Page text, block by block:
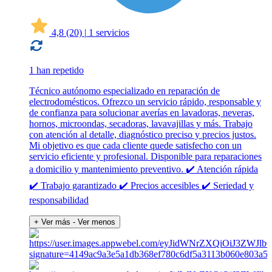
4,8 (20) | 1 servicios
1 han repetido
Técnico autónomo especializado en reparación de
electrodomésticos. Ofrezco un servicio rápido, responsable y
de confianza para solucionar averías en lavadoras, neveras,
hornos, microondas, secadoras, lavavajillas y más. Trabajo
con atención al detalle, diagnóstico preciso y precios justos.
Mi objetivo es que cada cliente quede satisfecho con un
servicio eficiente y profesional. Disponible para reparaciones
a domicilio y mantenimiento preventivo. ✔️ Atención rápida
✔️ Trabajo garantizado ✔️ Precios accesibles ✔️ Seriedad y
responsabilidad
+ Ver más - Ver menos